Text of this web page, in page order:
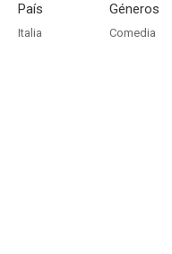
País
Italia
Géneros
Comedia